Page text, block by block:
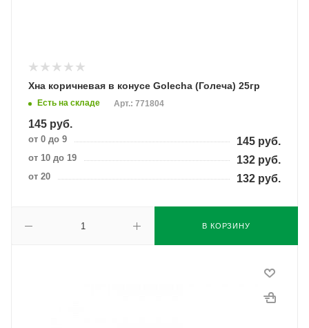
Хна коричневая в конусе Golecha (Голеча) 25гр
Есть на складе Арт.: 771804
145 руб.
от 0 до 9 145 руб.
от 10 до 19 132 руб.
от 20 132 руб.
В КОРЗИНУ